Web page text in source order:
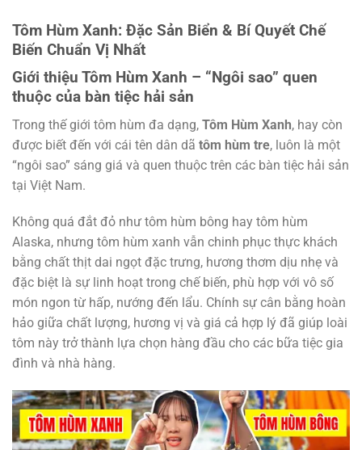
Tôm Hùm Xanh: Đặc Sản Biển & Bí Quyết Chế
Biến Chuẩn Vị Nhất
Giới thiệu Tôm Hùm Xanh – “Ngôi sao” quen
thuộc của bàn tiệc hải sản
Trong thế giới tôm hùm đa dạng, Tôm Hùm Xanh, hay còn
được biết đến với cái tên dân dã tôm hùm tre, luôn là một
“ngôi sao” sáng giá và quen thuộc trên các bàn tiệc hải sản
tại Việt Nam.
Không quá đắt đỏ như tôm hùm bông hay tôm hùm
Alaska, nhưng tôm hùm xanh vẫn chinh phục thực khách
bằng chất thịt dai ngọt đặc trưng, hương thơm dịu nhẹ và
đặc biệt là sự linh hoạt trong chế biến, phù hợp với vô số
món ngon từ hấp, nướng đến lẩu. Chính sự cân bằng hoàn
hảo giữa chất lượng, hương vị và giá cả hợp lý đã giúp loài
tôm này trở thành lựa chọn hàng đầu cho các bữa tiệc gia
đình và nhà hàng.